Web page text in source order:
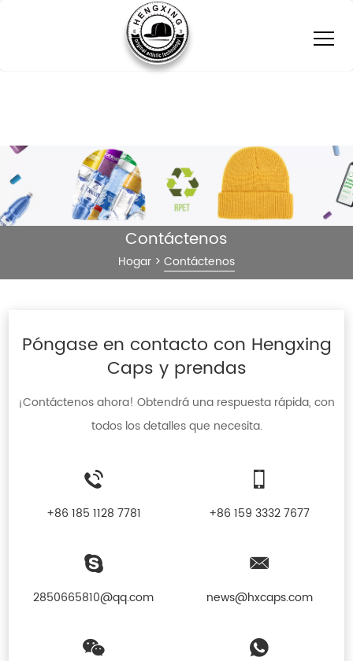
Contáctenos
Hogar > Contáctenos
Póngase en contacto con Hengxing
Caps y prendas
¡Contáctenos ahora! Obtendrá una respuesta rápida, con
todos los detalles que necesita.
+86 185 1128 7781 +86 159 3332 7677
2850665810@qq.com news@hxcaps.com